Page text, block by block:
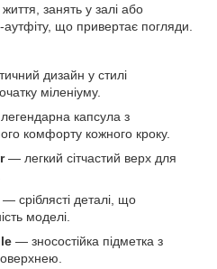
занять у залі або
аутфіту, що привертає погляди.
дизайн у стилі
міленіуму.
капсула з
комфорту кожного кроку.
— легкий сітчастий верх для
— сріблясті деталі, що
моделі.
— зносостійка підметка з